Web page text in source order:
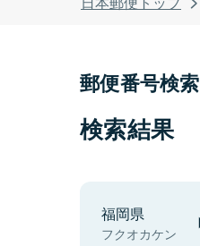
郵便番号検索
検索結果
福岡県
フクオカケン